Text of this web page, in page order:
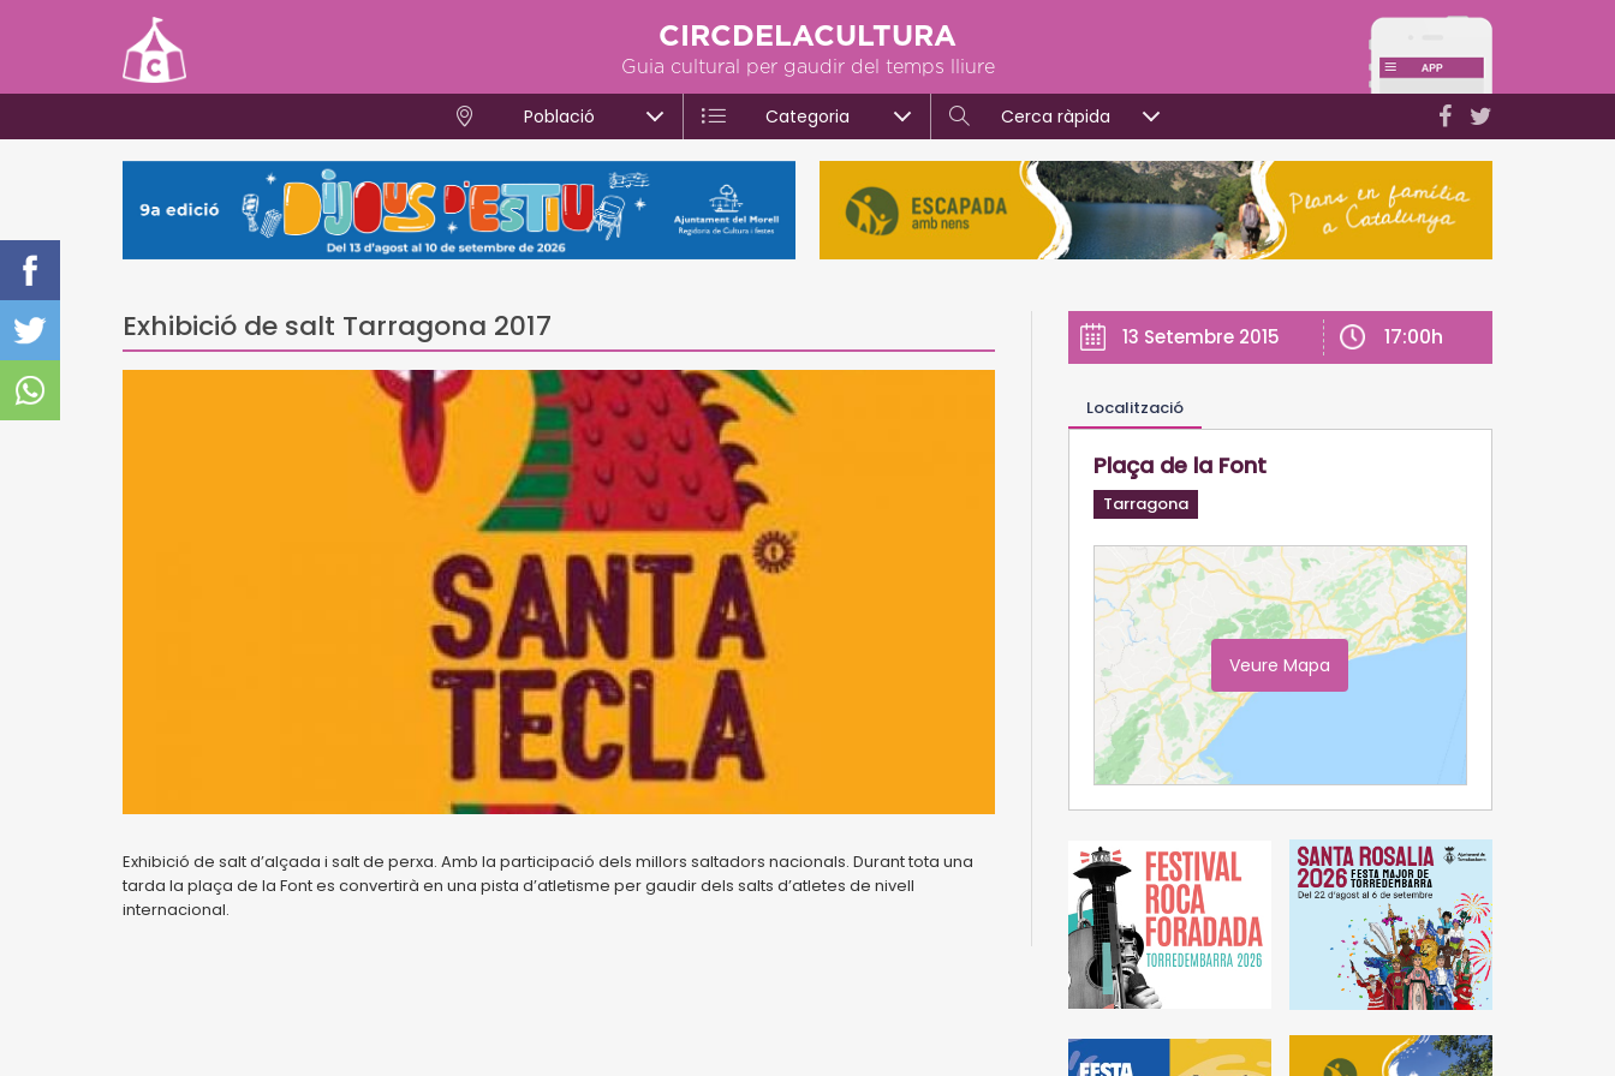
CIRCDELACULTURA
Guia cultural per gaudir del temps lliure
Població Categoria Cerca ràpida
Exhibició de salt Tarragona 2017
Exhibició de salt d’alçada i salt de perxa. Amb la participació dels millors saltadors nacionals. Durant tota una
tarda la plaça de la Font es convertirà en una pista d’atletisme per gaudir dels salts d’atletes de nivell
internacional.
13 Setembre 2015 17:00h
Localització
Plaça de la Font
Tarragona
Veure Mapa